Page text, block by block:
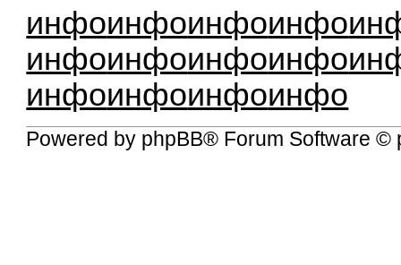
инфоинфоинфоинфо
инфоинфоинфоинфо
инфоинфоинфоинфо
Powered by phpBB® Forum Software ©